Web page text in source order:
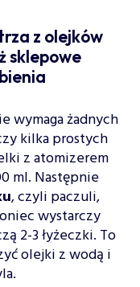
z olejków
sklepowe
wymaga żadnych
kilka prostych
z atomizerem
ml. Następnie
, czyli paczuli,
wystarczy
2-3 łyżeczki. To
olejki z wodą i